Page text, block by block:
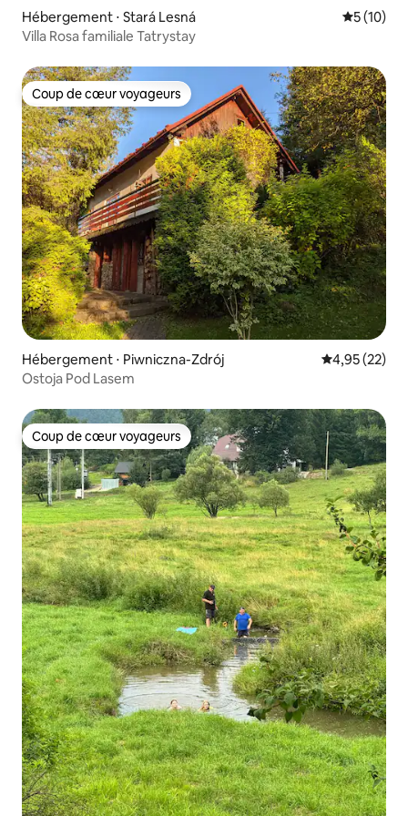
Hébergement ⋅ Stará Lesná
5 (10)
Villa Rosa familiale Tatrystay
Coup de cœur voyageurs
Coup de cœur voyageurs
Hébergement ⋅ Piwniczna-Zdrój Évaluation
4,95 (22)
Ostoja Pod Lasem
Coup de cœur voyageurs
Coup de cœur voyageurs